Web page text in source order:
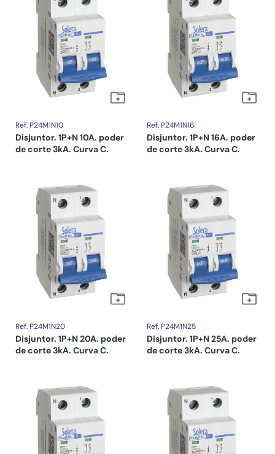
Ref. P24M1N10
Disjuntor. 1P+N 10A. poder
de corte 3kA. Curva C.
Ref. P24M1N16
Disjuntor. 1P+N 16A. poder
de corte 3kA. Curva C.
Ref. P24M1N20
Disjuntor. 1P+N 20A. poder
de corte 3kA. Curva C.
Ref. P24M1N25
Disjuntor. 1P+N 25A. poder
de corte 3kA. Curva C.